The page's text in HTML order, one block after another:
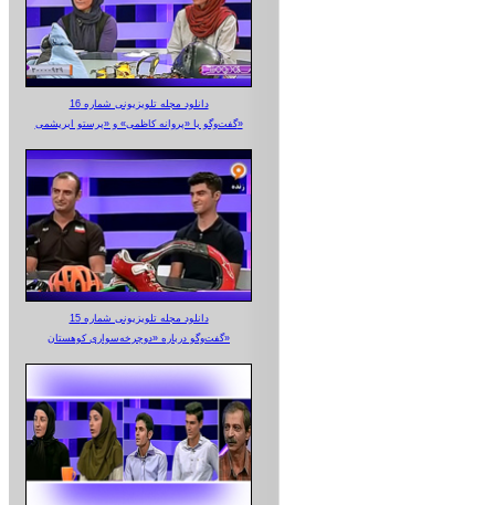
دانلود مجله تلویزیونی شماره 16
گفت‌وگو با «پروانه کاظمی» و «پرستو‌ ابریشمی»
دانلود مجله تلویزیونی شماره 15
گفت‌وگو درباره «دوچرخه‌سواری کوهستان»